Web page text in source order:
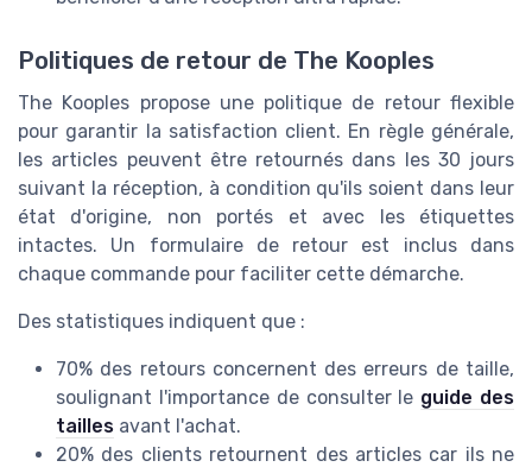
Politiques de retour de The Kooples
The Kooples propose une politique de retour flexible
pour garantir la satisfaction client. En règle générale,
les articles peuvent être retournés dans les 30 jours
suivant la réception, à condition qu'ils soient dans leur
état d'origine, non portés et avec les étiquettes
intactes. Un formulaire de retour est inclus dans
chaque commande pour faciliter cette démarche.
Des statistiques indiquent que :
70% des retours concernent des erreurs de taille,
soulignant l'importance de consulter le guide des
tailles avant l'achat.
20% des clients retournent des articles car ils ne